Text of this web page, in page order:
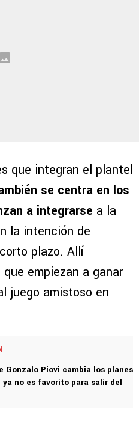
que integran el plantel
se centra en los
a integrarse a la
la intención de
plazo. Allí
empiezan a ganar
juego amistoso en
Gonzalo Piovi cambia los planes
ya no es favorito para salir del